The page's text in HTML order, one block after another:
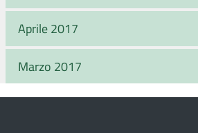
Aprile 2017
Marzo 2017